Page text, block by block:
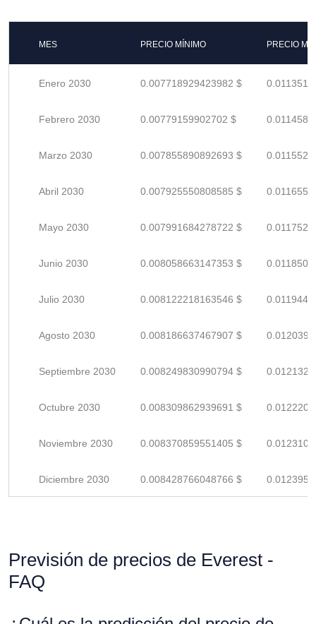
MES PRECIO MÍNIMO PRECIO
Enero 2030 0.007718929423982 $
Febrero 2030 0.00779159902702 $
Marzo 2030 0.007855890892693 $
Abril 2030 0.007925550808585 $
Mayo 2030 0.007991684278722 $
Junio 2030 0.008058663147353 $
Julio 2030 0.008122218163546 $
Agosto 2030 0.008186637467907 $
Septiembre 2030 0.008249830990794 $
Octubre 2030 0.008309862939691 $
Noviembre 2030 0.008370859551405 $
Diciembre 2030 0.008428766048766 $
Previsión de precios de Everest -
FAQ